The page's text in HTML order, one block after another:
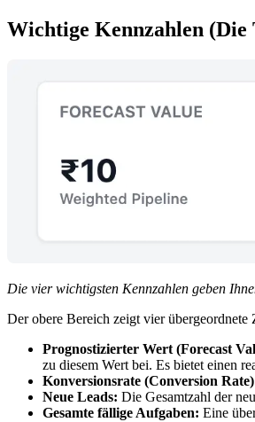
Wichtige Kennzahlen (Die
Die vier wichtigsten Kennzahlen geben
Der obere Bereich zeigt vier
Prognostizierter Wert (Forecast
zu diesem Wert bei. Es bietet einen
Konversionsrate (Conversion
Neue Leads: Die Gesamtzahl der
Gesamte fällige Aufgaben: Eine